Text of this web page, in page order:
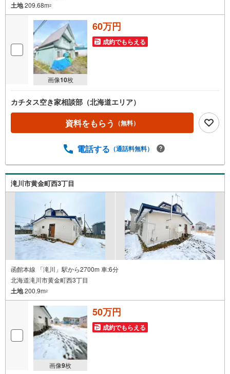
土地209.68m2
画像10枚
60万円
成約でもらえる
カチタス空き家相談部（北海道エリア）
資料をもらう （無料）
電話する （通話料無料）
滝川市黄金町西3丁目
函館本線 「滝川」駅から2700m 車:6分
北海道滝川市黄金町西3丁目
土地200.9m2
画像9枚
50万円
成約でもらえる